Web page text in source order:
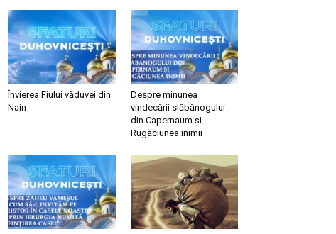
Învierea Fiului văduvei din
Nain
Despre minunea
vindecării slăbănogului
din Capernaum și
Rugăciunea inimii